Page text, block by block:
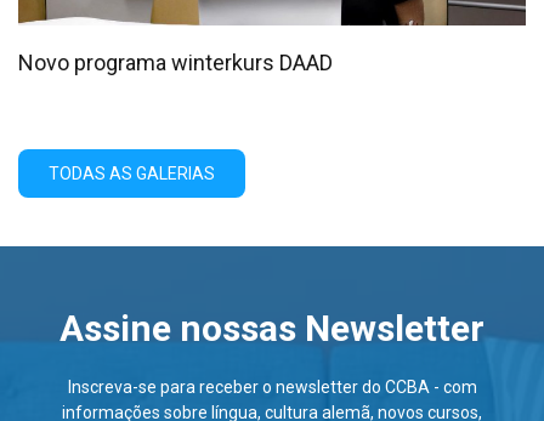
Novo programa winterkurs DAAD
TODAS AS GALERIAS
Assine nossas Newsletter
Inscreva-se para receber o newsletter do CCBA - com
informações sobre língua, cultura alemã, novos cursos,